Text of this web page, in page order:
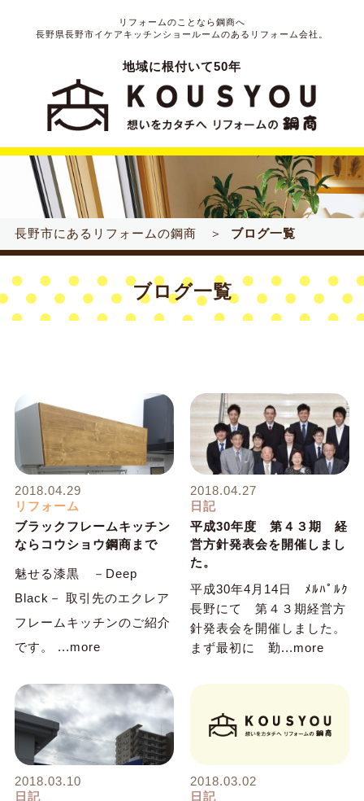
リフォームのことなら鋼商へ
長野県長野市イケアキッチンショールームのあるリフォーム会社。
地域に根付いて50年
長野市にあるリフォームの鋼商 ＞ ブログ一覧
ブログ一覧
2018.04.29
リフォーム
ブラックフレームキッチン
ならコウショウ鋼商まで
魅せる漆黒 －Deep
Black－ 取引先のエクレア
フレームキッチンのご紹介
です。 ...more
2018.04.27
日記
平成30年度 第４３期 経
営方針発表会を開催しまし
た。
平成30年4月14日 ﾒﾙﾊﾟﾙｸ
長野にて 第４３期経営方
針発表会を開催しました。
まず最初に 勤...more
2018.03.10
日記
2018.03.02
日記